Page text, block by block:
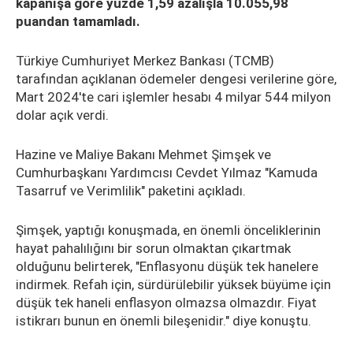
kapanışa göre yüzde 1,59 azalışla 10.055,98
puandan tamamladı.
Türkiye Cumhuriyet Merkez Bankası (TCMB)
tarafından açıklanan ödemeler dengesi verilerine göre,
Mart 2024'te cari işlemler hesabı 4 milyar 544 milyon
dolar açık verdi.
Hazine ve Maliye Bakanı Mehmet Şimşek ve
Cumhurbaşkanı Yardımcısı Cevdet Yılmaz "Kamuda
Tasarruf ve Verimlilik" paketini açıkladı.
Şimşek, yaptığı konuşmada, en önemli önceliklerinin
hayat pahalılığını bir sorun olmaktan çıkartmak
olduğunu belirterek, "Enflasyonu düşük tek hanelere
indirmek. Refah için, sürdürülebilir yüksek büyüme için
düşük tek haneli enflasyon olmazsa olmazdır. Fiyat
istikrarı bunun en önemli bileşenidir." diye konuştu.